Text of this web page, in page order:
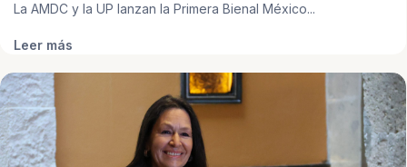
La AMDC y la UP lanzan la Primera Bienal México...
Leer más